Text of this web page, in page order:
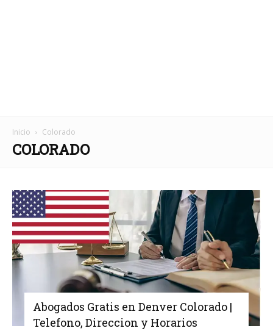
Inicio Colorado
COLORADO
Abogados Gratis en Denver Colorado |
Telefono, Direccion y Horarios